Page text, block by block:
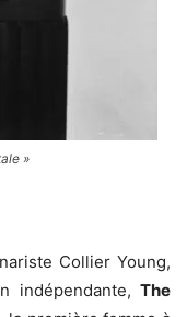
»
Collier Young,
indépendante, The